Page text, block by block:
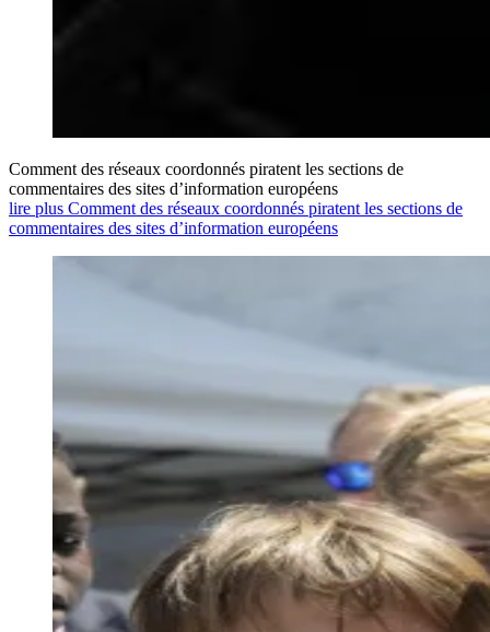
Comment des réseaux coordonnés piratent les sections de
commentaires des sites d’information européens
lire plus Comment des réseaux coordonnés piratent les sections de
commentaires des sites d’information européens